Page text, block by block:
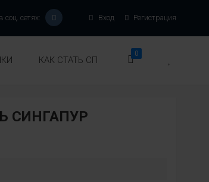
Вход Регистрация
сетях:
КАК СТАТЬ СП
0
СИНГАПУР